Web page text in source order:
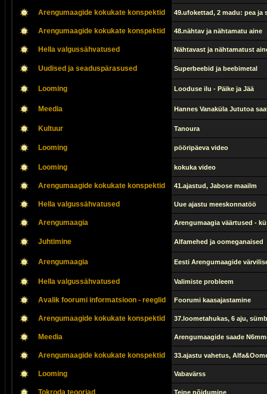
Arengumaagide kokukate konspektid 49.ufokettad, 2 madu: pea ja
Arengumaagide kokukate konspektid 48.nähtav ja nähtamatu aine
Hella valgussähvatused Nähtavast ja nähtamatust
Uudised ja seaduspärasused Superbeebid ja beebimetal
Looming Looduse ilu - Päike ja Jää
Meedia Hannes Vanaküla Jututoa
Kultuur Tanoura
Looming pööripäeva video
Looming kokuka video
Arengumaagide kokukate konspektid 41.ajastud, Jabose maailm
Hella valgussähvatused Uue ajastu meeskonnatöö
Arengumaagia Arengumaagia väärtused -
Juhtimine Alfamehed ja oomeganaised
Arengumaagia Eesti Arengumaagide
Hella valgussähvatused Valimiste probleem
Avalik foorumi informatsioon - reeglid Foorumi kaasajastamine
Arengumaagide kokukate konspektid 37.loometahukas, 6 aju,
Meedia Arengumaagide saade
Arengumaagide kokukate konspektid 33.ajastu vahetus,
Looming Vabavärss
Tokroda teooriad Teine nõidumine